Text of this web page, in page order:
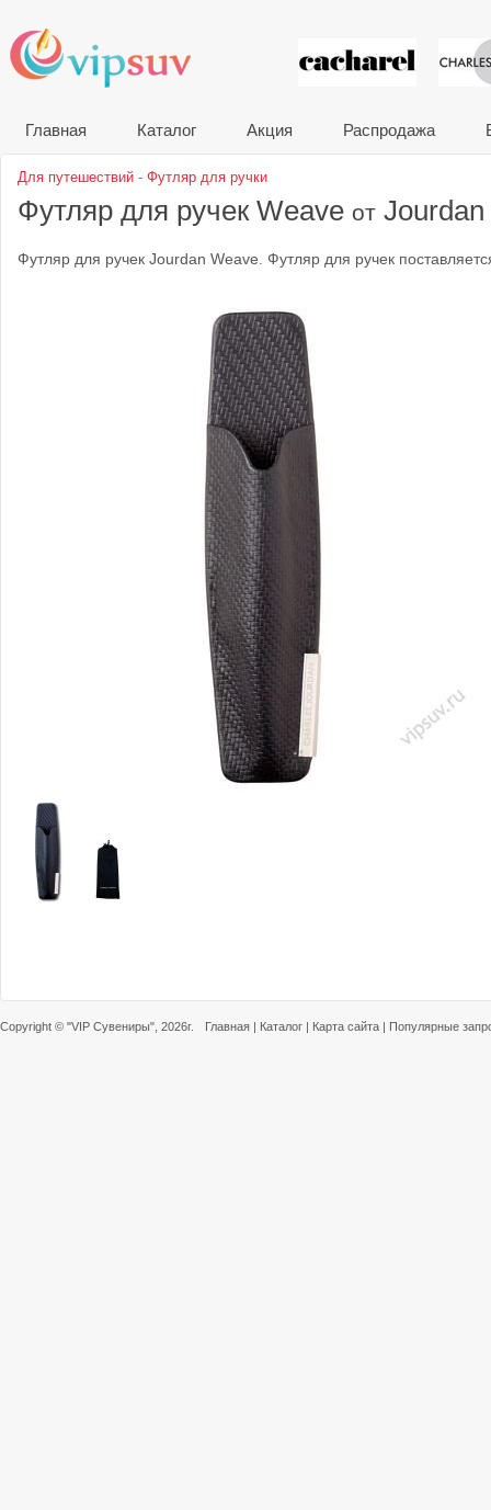
VIP
Главная Каталог Акция Распродажа
Для путешествий - Футляр для ручки
Футляр для ручек Weave от Jourdan
Футляр для ручек Jourdan Weave. Футляр для ручек
Copyright © "VIP Сувениры" , 2026г. Главная | Каталог | Карта сайта | Популярные